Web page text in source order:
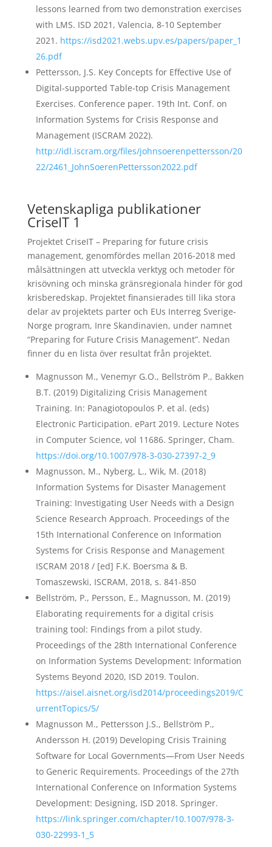
lessons learned from two demonstration exercises
with LMS. ISD 2021, Valencia, 8-10 September
2021. https://isd2021.webs.upv.es/papers/paper_1
26.pdf
Pettersson, J.S. Key Concepts for Effective Use of
Digital-supported Table-top Crisis Management
Exercises. Conference paper. 19th Int. Conf. on
Information Systems for Crisis Response and
Management (ISCRAM 2022).
http://idl.iscram.org/files/johnsoerenpettersson/20
22/2461_JohnSoerenPettersson2022.pdf
Vetenskapliga publikationer
CriseIT 1
Projektet CriseIT – Preparing for future crisis
management, genomfördes mellan 2016-2018 med
målsättningen att utveckla verktyg och metoder för
krisövning och minska gränsregionala hinder för god
krisberedskap. Projektet finansierades till lika stora
delar av projektets parter och EUs Interreg Sverige-
Norge program, Inre Skandinavien, under namnet
“Preparing for Future Crisis Management”. Nedan
finner du en lista över resultat från projektet.
Magnusson M., Venemyr G.O., Bellström P., Bakken
B.T. (2019) Digitalizing Crisis Management
Training. In: Panagiotopoulos P. et al. (eds)
Electronic Participation. ePart 2019. Lecture Notes
in Computer Science, vol 11686. Springer, Cham.
https://doi.org/10.1007/978-3-030-27397-2_9
Magnusson, M., Nyberg, L., Wik, M. (2018)
Information Systems for Disaster Management
Training: Investigating User Needs with a Design
Science Research Approach. Proceedings of the
15th International Conference on Information
Systems for Crisis Response and Management
ISCRAM 2018 / [ed] F.K. Boersma & B.
Tomaszewski, ISCRAM, 2018, s. 841-850
Bellström, P., Persson, E., Magnusson, M. (2019)
Elaborating requirements for a digital crisis
training tool: Findings from a pilot study.
Proceedings of the 28th International Conference
on Information Systems Development: Information
Systems Beyond 2020, ISD 2019. Toulon.
https://aisel.aisnet.org/isd2014/proceedings2019/C
urrentTopics/5/
Magnusson M., Pettersson J.S., Bellström P.,
Andersson H. (2019) Developing Crisis Training
Software for Local Governments—From User Needs
to Generic Requirements. Proceedings of the 27th
International Conference on Information Systems
Development: Designing, ISD 2018. Springer.
https://link.springer.com/chapter/10.1007/978-3-
030-22993-1_5